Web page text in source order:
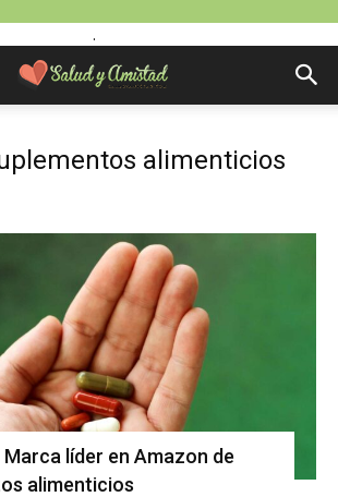
.
alimenticios
líder en Amazon de
alimenticios